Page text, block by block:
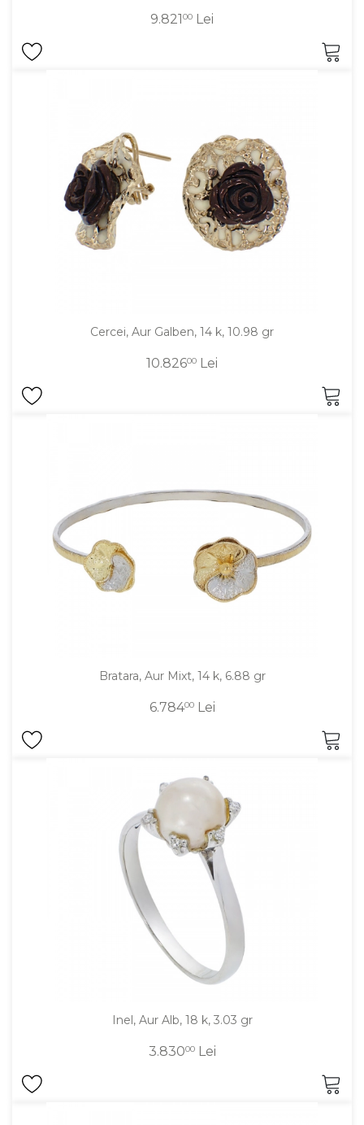
9.82100 Lei
Cercei, Aur Galben, 14 k, 10.98 gr
10.82600 Lei
Bratara, Aur Mixt, 14 k, 6.88 gr
6.78400Lei
Inel, Aur Alb, 18 k, 3.03 gr
3.83000Lei